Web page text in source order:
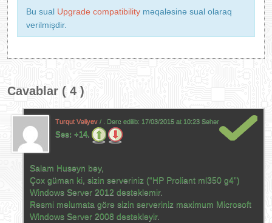
Bu sual Upgrade compatibility məqaləsinə sual olaraq
verilmişdir.
Cavablar ( 4 )
Turqut Vəliyev / . Dərc edilib: 17/03/2015 at 10:23 Səhər
Səs: +14.
Salam Huseyn bəy,
Çox güman ki, sizin serveriniz (“HP Proliant ml350 g4”)
Windows Server 2012 dəstəkləmir.
Rəsmi məlumata görə sizin serveriniz maximum Microsoft
Windows Server 2008 dəstəkləyir.